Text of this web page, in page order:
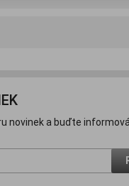
novinek a buďte